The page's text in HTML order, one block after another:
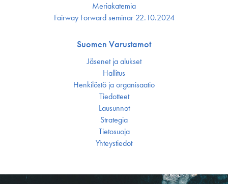
Meriakatemia
Fairway Forward seminar 22.10.2024
Suomen Varustamot
Jäsenet ja alukset
Hallitus
Henkilöstö ja organisaatio
Tiedotteet
Lausunnot
Strategia
Tietosuoja
Yhteystiedot